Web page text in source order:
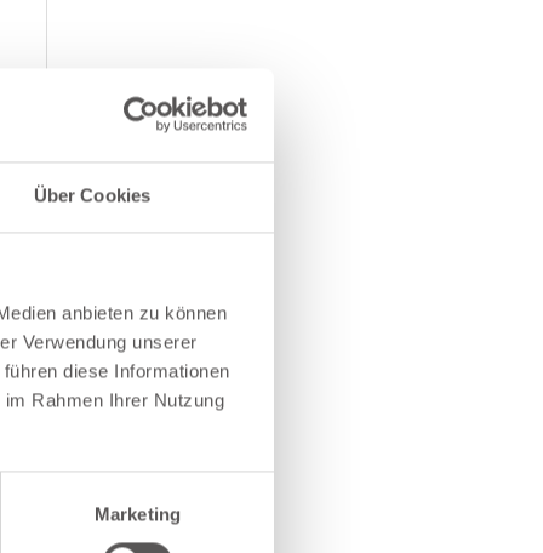
Über Cookies
anbieten zu können
Verwendung unserer
diese Informationen
Rahmen Ihrer Nutzung
Marketing